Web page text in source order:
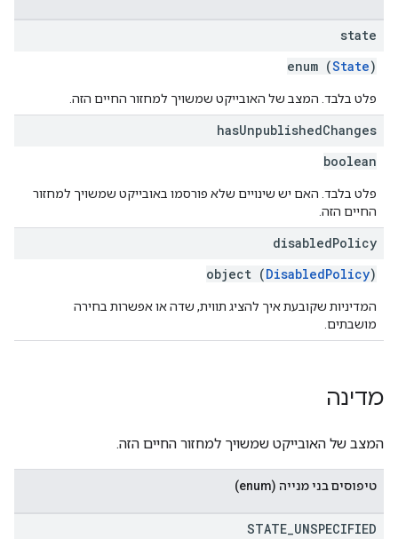
state
enum (State)
פלט בלבד. המצב של האובייקט שמשויך למחזור החיים הזה.
hasUnpublishedChanges
boolean
פלט בלבד. האם יש שינויים שלא פורסמו באובייקט שמשויך למחזור
החיים הזה.
disabledPolicy
object (DisabledPolicy)
המדיניות שקובעת איך להציג תווית, שדה או אפשרות בחירה
מושבתים.
מדינה
המצב של האובייקט שמשויך למחזור החיים הזה.
טיפוסים בני מנייה (enum)
STATE UNSPECIFIED